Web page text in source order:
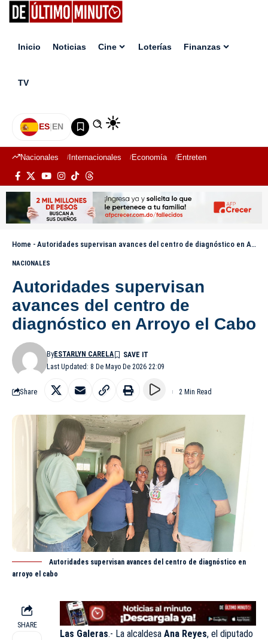
Inicio Noticias Cine Loterías Finanzas
TV
ES|EN
Nacionales Internacionales Economía Entretenimiento
Home - Autoridades supervisan avances del centro de diagnóstico en Arroyo el Cabo
NACIONALES
Autoridades supervisan
avances del centro de
diagnóstico en Arroyo el Cabo
Last Updated: 8 De Mayo De 2026 22:09
ByESTARLYN CARELA
Share 2 Min Read
Autoridades supervisan avances del centro de diagnóstico en
arroyo el cabo
SHARE
Las Galeras.- La alcaldesa Ana Reyes, el diputado